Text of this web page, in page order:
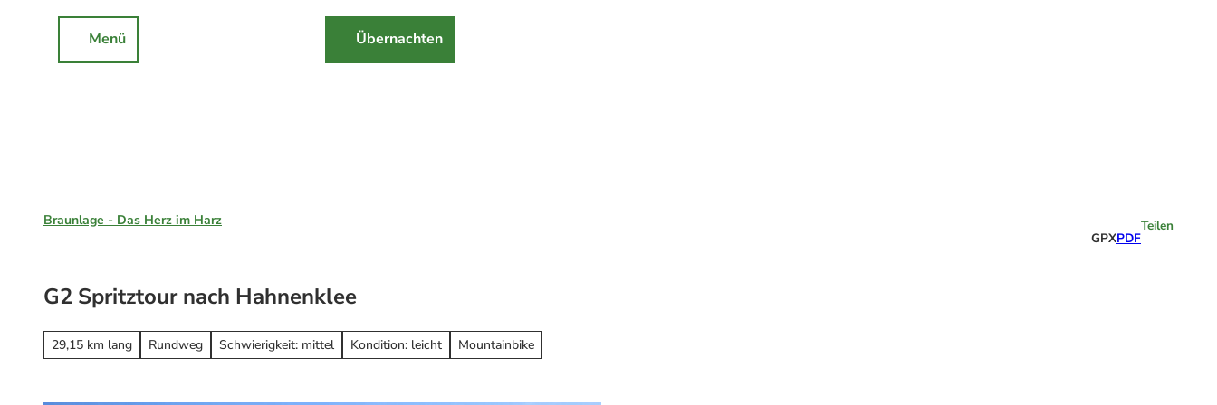
Menü
Sankt Andreasberg
Hohegeiß
Nationalpark Harz
Erleben
Alle Erlebnisse
Wandern
Übernachten
Braunlage - Das Herz im Harz
GPXPDF
Teilen
G2 Spritztour nach Hahnenklee
29,15 km lang Rundweg Schwierigkeit: mittel Kondition: leicht Mountainbike